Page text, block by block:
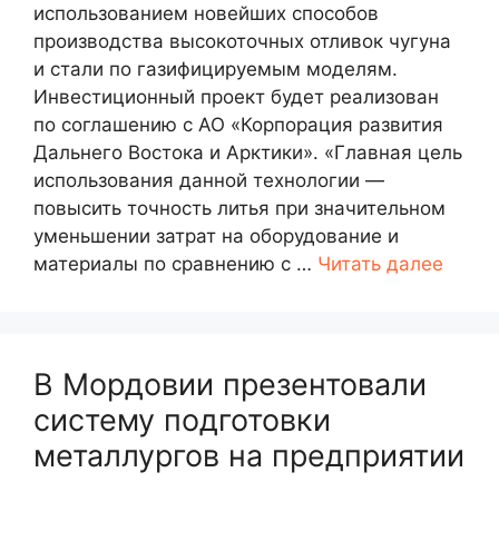
использованием новейших способов
производства высокоточных отливок чугуна
и стали по газифицируемым моделям.
Инвестиционный проект будет реализован
по соглашению с АО «Корпорация развития
Дальнего Востока и Арктики». «Главная цель
использования данной технологии —
повысить точность литья при значительном
уменьшении затрат на оборудование и
материалы по сравнению с … Читать далее
В Мордовии презентовали
систему подготовки
металлургов на предприятии